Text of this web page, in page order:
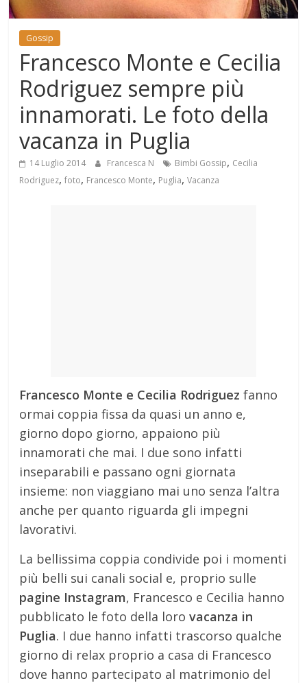
Mondo
Gossip
Francesco Monte e Cecilia
Rodriguez sempre più
innamorati. Le foto della
vacanza in Puglia
14 Luglio 2014 Francesca N Bimbi Gossip, Cecilia
Rodriguez,foto, Francesco Monte, Puglia,Vacanza
Francesco Monte e Cecilia Rodriguez fanno
ormai coppia fissa da quasi un anno e,
giorno dopo giorno, appaiono più
innamorati che mai. I due sono infatti
inseparabili e passano ogni giornata
insieme: non viaggiano mai uno senza l’altra
anche per quanto riguarda gli impegni
lavorativi.
La bellissima coppia condivide poi i momenti
più belli sui canali social e, proprio sulle
pagine Instagram, Francesco e Cecilia hanno
pubblicato le foto della lorovacanza in
Puglia. I due hanno infatti trascorso qualche
giorno di relax proprio a casa di Francesco
dove hanno partecipato al matrimonio del